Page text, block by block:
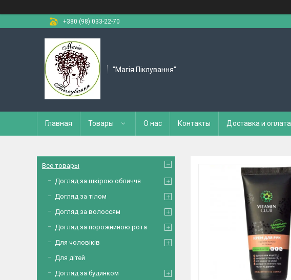
+380 (98) 033-22-70
"Магія Піклування"
Главная Товары О нас Контакты Доставка и оплата
Все товары
Догляд за шкірою обличчя
Догляд за тілом
Догляд за волоссям
Догляд за порожниною рота
Для чоловіків
Для дітей
Догляд за будинком